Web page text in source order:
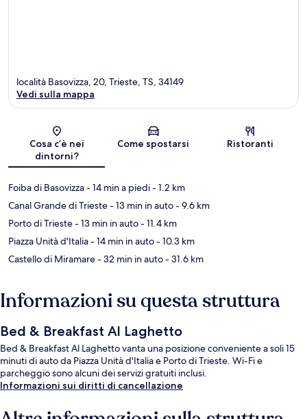
Mappa
località Basovizza, 20, Trieste, TS, 34149
Vedi sulla mappa
Cosa c’è nei
dintorni?
Come spostarsi Ristoranti
Foiba di Basovizza- 14 min a piedi- 1.2 km
Canal Grande di Trieste- 13 min in auto- 9.6 km
Porto di Trieste- 13 min in auto- 11.4 km
Piazza Unità d'Italia- 14 min in auto- 10.3 km
Castello di Miramare- 32 min in auto- 31.6 km
Informazioni su questa struttura
Bed & Breakfast Al Laghetto
Bed & Breakfast Al Laghetto vanta una posizione conveniente a soli 15
minuti di auto da Piazza Unità d'Italia e Porto di Trieste. Wi-Fi e
parcheggio sono alcuni dei servizi gratuiti inclusi.
Informazioni sui diritti di cancellazione